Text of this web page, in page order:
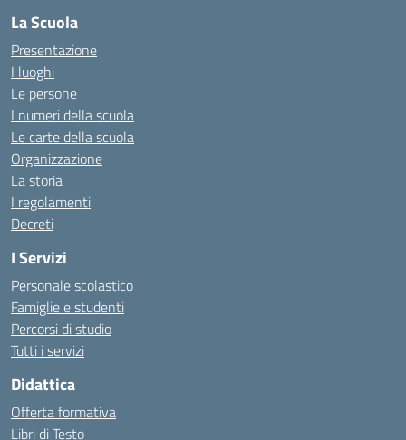
La Scuola
Presentazione
I luoghi
Le persone
I numeri della scuola
Le carte della scuola
Organizzazione
La storia
I regolamenti
Decreti
I Servizi
Personale scolastico
Famiglie e studenti
Percorsi di studio
Tutti i servizi
Didattica
Offerta formativa
Libri di Testo